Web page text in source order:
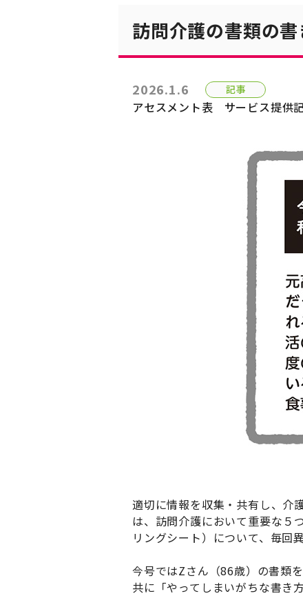
訪問介護の書類の
2026.1.6 記事
アセスメント表 サービス提供
適切に情報を収集・共有し、介
は、訪問介護において重要な５
リングシート）について、毎回
今号ではZさん（86歳）の書類
共に「やってしまいがちな書き